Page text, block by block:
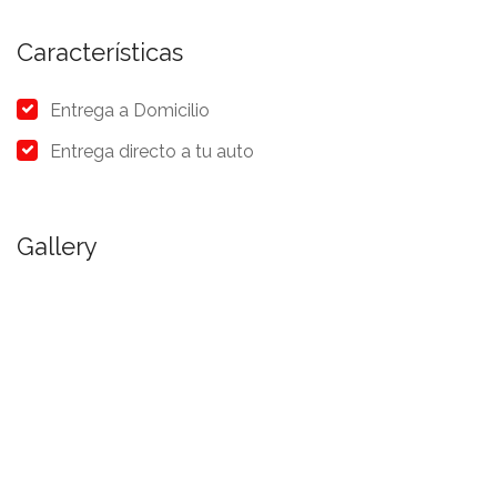
Características
Entrega a Domicilio
Entrega directo a tu auto
Gallery